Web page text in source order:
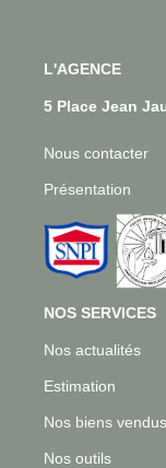
L'AGENCE
5 Place Jean
Nous contacter
Présentation
NOS SERVICES
Nos actualités
Estimation
Nos biens vendus
Nos outils